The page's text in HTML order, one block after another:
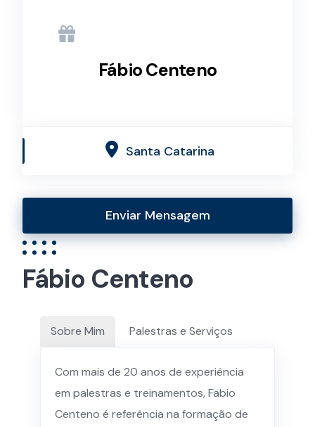
Fábio Centeno
Santa Catarina
Enviar Mensagem
Fábio Centeno
Sobre Mim Palestras e Serviços
Com mais de 20 anos de experiência
em palestras e treinamentos, Fabio
Centeno é referência na formação de